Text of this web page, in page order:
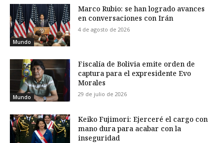
Mundo
Marco Rubio: se han logrado avances
en conversaciones con Irán
4 de agosto de 2026
Mundo
Fiscalía de Bolivia emite orden de
captura para el expresidente Evo
Morales
29 de julio de 2026
Keiko Fujimori: Ejerceré el cargo con
mano dura para acabar con la
inseguridad